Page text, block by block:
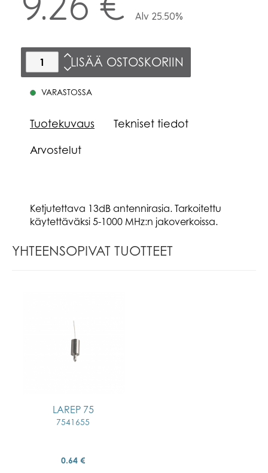
Alv 25.50%
LISÄÄ OSTOSKORIIN
VARASTOSSA
Tuotekuvaus
Tekniset tiedot
Arvostelut
Ketjutettava 13dB antennirasia. Tarkoitettu
käytettäväksi 5-1000 MHz:n jakoverkoissa.
YHTEENSOPIVAT TUOTTEET
LAREP 75
7541655
0.64 €